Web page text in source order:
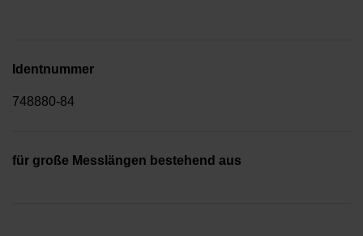
Identnummer
748880-84
für große Messlängen bestehend aus